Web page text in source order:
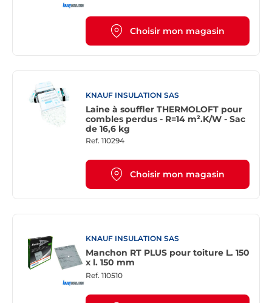
Choisir mon magasin
KNAUF INSULATION SAS
Laine à souffler THERMOLOFT pour
combles perdus - R=14 m².K/W - Sac
de 16,6 kg
Ref. 110294
Choisir mon magasin
KNAUF INSULATION SAS
Manchon RT PLUS pour toiture L. 150
x l. 150 mm
Ref. 110510